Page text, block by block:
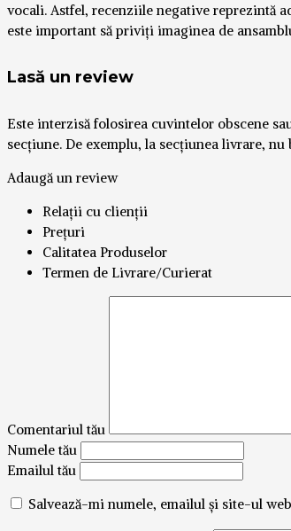
vocali. Astfel, recenziile negative reprezintă
este important să priviți imaginea de
Lasă un review
Este interzisă folosirea cuvintelor obscene
secțiune. De exemplu, la secțiunea livrare,
Adaugă un review
Relații cu clienții
Prețuri
Calitatea Produselor
Termen de Livrare/Curierat
Comentariul tău
Numele tău
Emailul tău
Salvează-mi numele, emailul și site-ul